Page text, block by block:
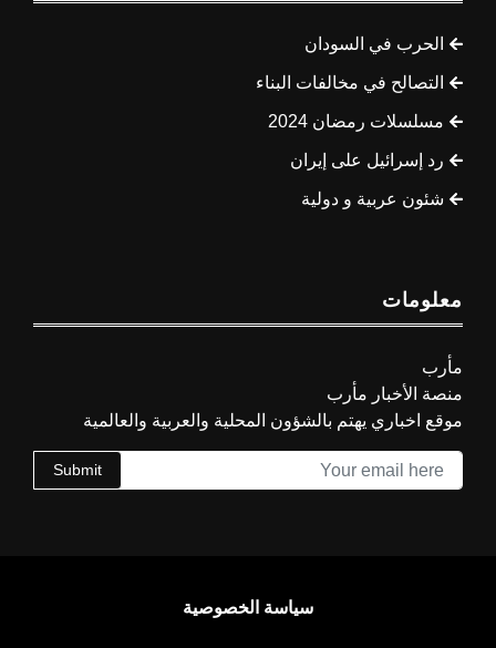
الحرب في السودان
التصالح في مخالفات البناء
مسلسلات رمضان 2024
رد إسرائيل على إيران
شئون عربية و دولية
معلومات
مأرب
منصة الأخبار مأرب
موقع اخباري يهتم بالشؤون المحلية والعربية والعالمية
Submit
سياسة الخصوصية